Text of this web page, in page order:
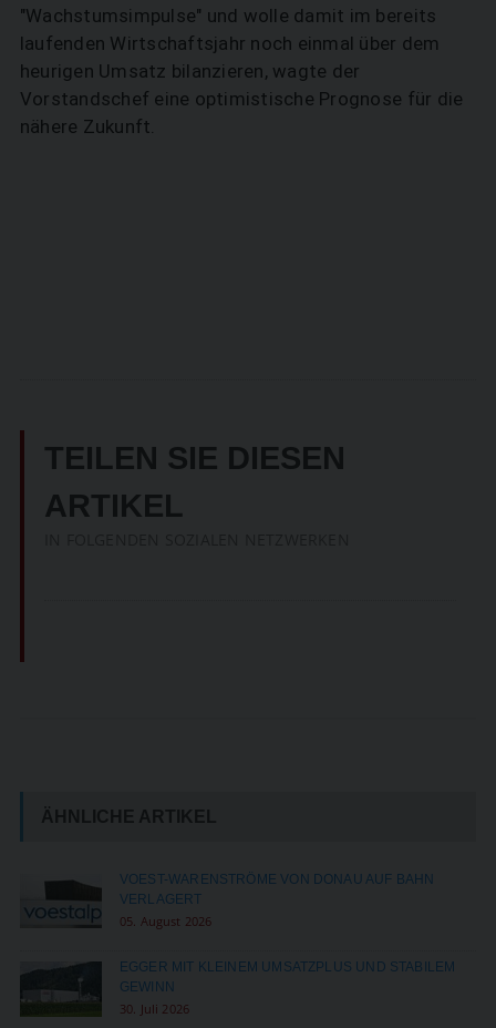
"Wachstumsimpulse" und wolle damit im bereits
laufenden Wirtschaftsjahr noch einmal über dem
heurigen Umsatz bilanzieren, wagte der
Vorstandschef eine optimistische Prognose für die
nähere Zukunft.
TEILEN SIE DIESEN
ARTIKEL
ÄHNLICHE ARTIKEL
VOEST-WARENSTRÖME VON DONAU AUF BAHN
VERLAGERT
05. August 2026
EGGER MIT KLEINEM UMSATZPLUS UND STABILEM
GEWINN
30. Juli 2026